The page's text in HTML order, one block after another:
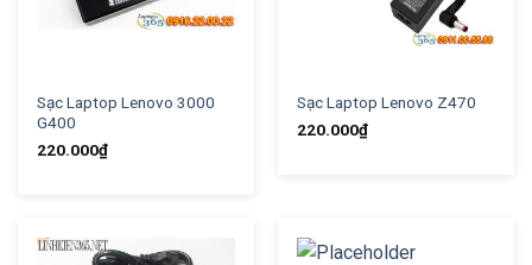
Sạc Laptop Lenovo 3000
G400
220.000₫
Sạc Laptop Lenovo Z470
220.000₫